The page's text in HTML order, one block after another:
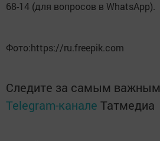
68-14 (для вопросов в WhatsApp).
Фото:https://ru.freepik.com
Следите за самым
Telegram-канале Татмедиа